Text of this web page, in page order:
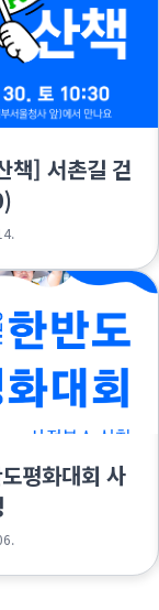
책] 서촌길 걷
평화대회 사